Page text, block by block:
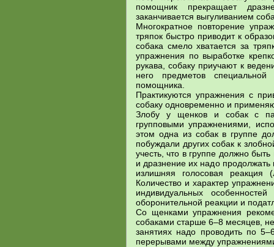
помощник прекращает
заканчивается выгуливанием
Многократное повторение
тряпок быстро приводит к
собака смело хватается за
упражнения по выработке
рукава, собаку приучают к
него предметов
помощника.
Практикуются упражнения с
собаку одновременно и
Злобу у щенков и собак с
групповыми упражнениями,
этом одна из собак в группе
побуждали других собак к
учесть, что в группе должно
и дразнение их надо продолжать
излишняя голосовая реакция
Количество и характер
индивидуальных
оборонительной реакции и
Со щенками упражнения
собаками старше 6–8 месяцев,
занятиях надо проводить по
перерывами между